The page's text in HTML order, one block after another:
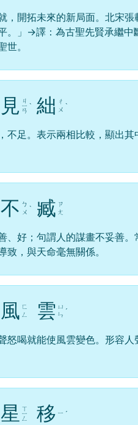
，開拓未來的新局面。北宋
。」→譯：為古聖先賢承繼中
。
見 ㄐ
ㄧ
ㄢ
ˋ 絀 ㄔ
ㄨ ˋ
不足。表示兩相比較，顯出
不 ㄅ
ㄨ ˋ 臧 ㄗ
ㄤ
、好；句謂人的謀畫不妥善
致，與天命毫無關係。
風 ㄈ
ㄥ
雲 ㄩ
ㄣ ˊ
怒喝就能使風雲變色。形容
星 ㄒ
ㄧ
ㄥ 移 ㄧ ˊ